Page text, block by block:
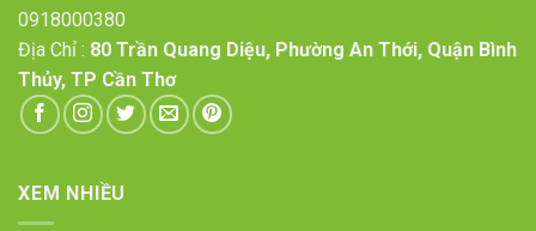
0918000380
Địa Chỉ : 80 Trần Quang Diệu, Phường An Thới, Quận Bình
Thủy, TP Cần Thơ
XEM NHIỀU